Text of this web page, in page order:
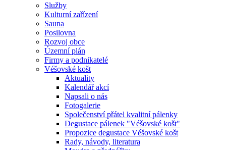
Služby
Kulturní zařízení
Sauna
Posilovna
Rozvoj obce
Územní plán
Firmy a podnikatelé
Véšovské košt
Aktuality
Kalendář akcí
Napsali o nás
Fotogalerie
Společenství přátel kvalitní pálenky
Degustace pálenek "Véšovské košt"
Propozice degustace Véšovské košt
Rady, návody, literatura